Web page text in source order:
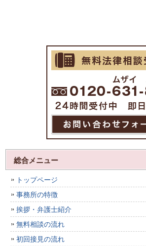
総合メニュー
トップページ
事務所の特徴
挨拶・弁護士紹介
無料相談の流れ
初回接見の流れ